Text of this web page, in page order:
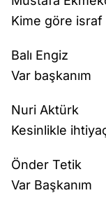
Kime göre israf
Balı Engiz
Var başkanım
Nuri Aktürk
Kesinlikle
Önder Tetik
Var Başkanım